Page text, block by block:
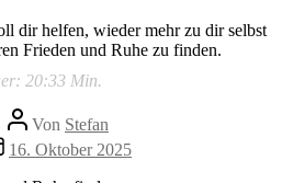
dir helfen, wieder mehr zu dir selbst
Frieden und Ruhe zu finden.
20:33 Min.
Beitragsautor
Von Stefan
16. Oktober 2025